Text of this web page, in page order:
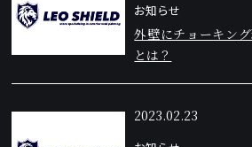
お知らせ
外壁にチョーキン
とは？
2023.02.23